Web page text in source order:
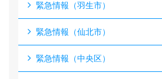
緊急情報（羽生市）
緊急情報（仙北市）
緊急情報（中央区）